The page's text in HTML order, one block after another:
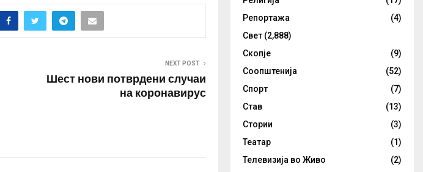
NEXT POST
Шест нови потврдени случаи
на коронавирус
Репортажа
(4)
Свет (2,888)
Скопје
(9)
Соопштенија
(52)
Спорт
(7)
Став
(13)
Стории
(3)
Театар
(1)
Телевизија во Живо
(2)